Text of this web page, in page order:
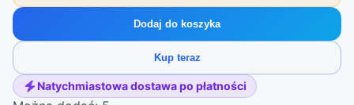
Dodaj do koszyka
Kup teraz
Natychmiastowa dostawa po płatności